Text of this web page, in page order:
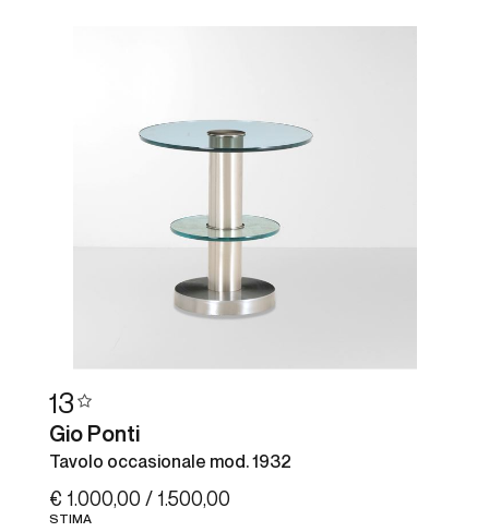
13
Gio Ponti
Tavolo occasionale mod. 1932
€ 1.000,00 / 1.500,00
STIMA